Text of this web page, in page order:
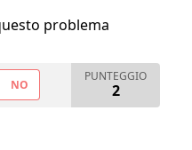
problema
NO
PUNTEGGIO
2